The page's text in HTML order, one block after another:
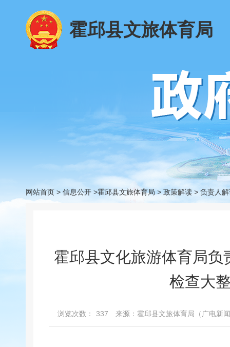
霍邱县文旅体育局
网站首页 > 信息公开 >霍邱县文旅体育局 > 政策解读 > 负责人
霍邱县文化旅游体育局
检查大
浏览次数： 337 来源：霍邱县文旅体育局（广电新